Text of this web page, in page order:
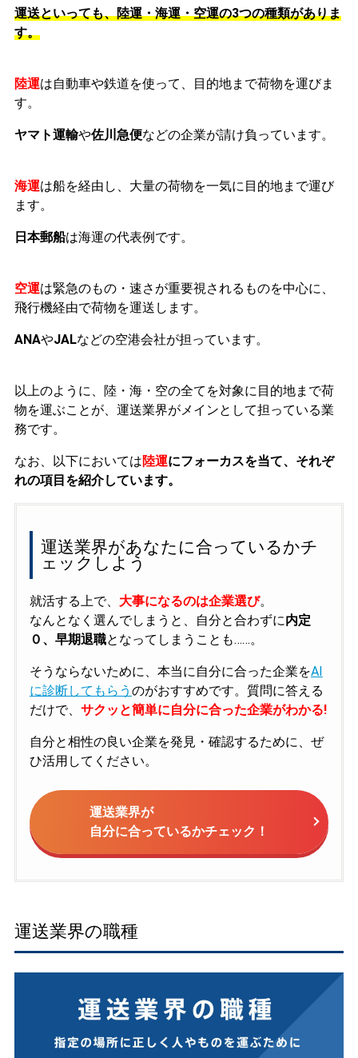
運送といっても、陸運・海運・空運の3つの種類がありま
す。
陸運は自動車や鉄道を使って、目的地まで荷物を運びま
す。
ヤマト運輸や佐川急便などの企業が請け負っています。
海運は船を経由し、大量の荷物を一気に目的地まで運び
ます。
日本郵船は海運の代表例です。
空運は緊急のもの・速さが重要視されるものを中心に、
飛行機経由で荷物を運送します。
ANAやJALなどの空港会社が担っています。
以上のように、陸・海・空の全てを対象に目的地まで荷
物を運ぶことが、運送業界がメインとして担っている業
務です。
なお、以下においては陸運にフォーカスを当て、それぞ
れの項目を紹介しています。
運送業界があなたに合っているかチ
ェックしよう
就活する上で、 大事になるのは企業選び。
なんとなく選んでしまうと、自分と合わずに内定
０、早期退職となってしまうことも……。
そうならないために、本当に自分に合った企業をAI
に診断してもらう のがおすすめです。質問に答える
だけで、 サクッと簡単に自分に合った企業がわかる!
自分と相性の良い企業を発見・確認するために、ぜ
ひ活用してください。
運送業界が
自分に合っているかチェック！
運送業界の職種